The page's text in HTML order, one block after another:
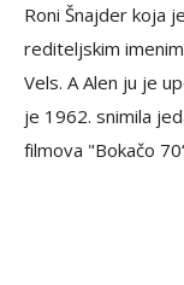
Roni Šnajder koja
rediteljskim
Vels. A Alen ju je
je 1962. snimila
filmova "Bokačo